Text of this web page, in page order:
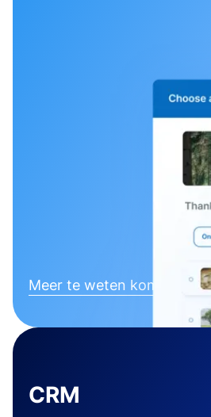
Meer te weten komen
CRM